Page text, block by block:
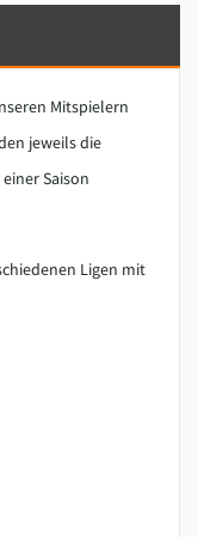
Mitspielern
jeweils die
Saison
Ligen mit